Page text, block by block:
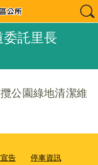
託里長
公園綠地清潔維
告 停車資訊